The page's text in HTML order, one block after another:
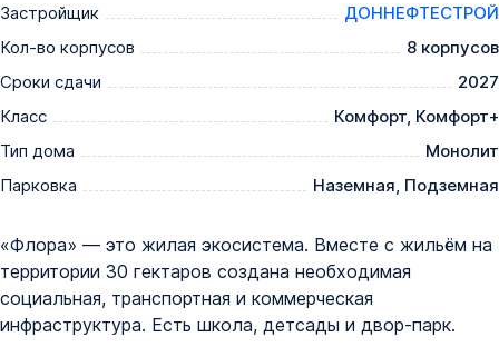
Застройщик
ДОННЕФТЕСТРОЙ
Кол-во корпусов
8 корпусов
Сроки сдачи
2027
Класс
Комфорт, Комфорт+
Тип дома
Монолит
Парковка
Наземная, Подземная
«Флора» — это жилая экосистема. Вместе с жильём на
территории 30 гектаров создана необходимая
социальная, транспортная и коммерческая
инфраструктура. Есть школа, детсады и двор-парк.